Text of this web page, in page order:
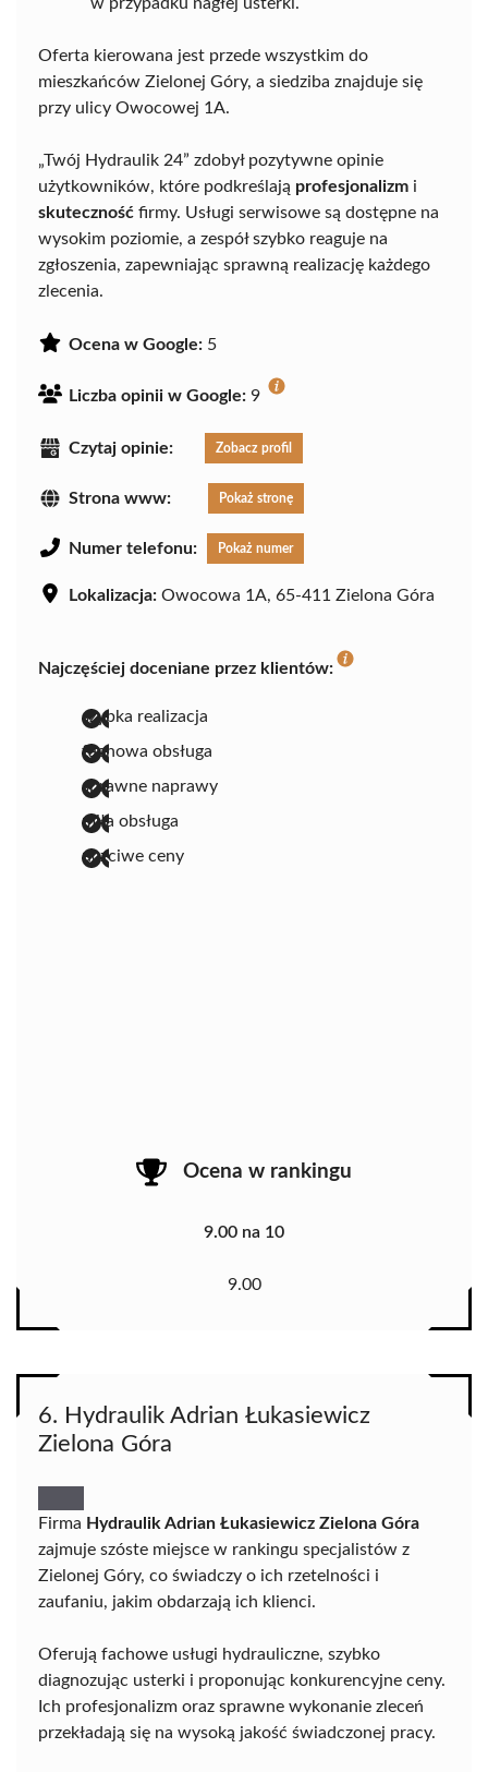
w przypadku nagłej usterki.
Oferta kierowana jest przede wszystkim do
mieszkańców Zielonej Góry, a siedziba znajduje się
przy ulicy Owocowej 1A.
„Twój Hydraulik 24” zdobył pozytywne opinie
użytkowników, które podkreślają profesjonalizm i
skuteczność firmy. Usługi serwisowe są dostępne na
wysokim poziomie, a zespół szybko reaguje na
zgłoszenia, zapewniając sprawną realizację każdego
zlecenia.
Ocena w Google: 5
Liczba opinii w Google: 9
Czytaj opinie: Zobacz profil
Strona www: Pokaż stronę
Numer telefonu: Pokaż numer
Lokalizacja: Owocowa 1A, 65-411 Zielona Góra
Najczęściej doceniane przez klientów:
szybka realizacja
fachowa obsługa
sprawne naprawy
miła obsługa
uczciwe ceny
Ocena w rankingu
9.00 na 10
9.00
6. Hydraulik Adrian Łukasiewicz
Zielona Góra
Firma Hydraulik Adrian Łukasiewicz Zielona Góra
zajmuje szóste miejsce w rankingu specjalistów z
Zielonej Góry, co świadczy o ich rzetelności i
zaufaniu, jakim obdarzają ich klienci.
Oferują fachowe usługi hydrauliczne, szybko
diagnozując usterki i proponując konkurencyjne ceny.
Ich profesjonalizm oraz sprawne wykonanie zleceń
przekładają się na wysoką jakość świadczonej pracy.